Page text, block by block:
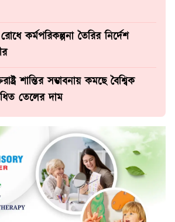
কর্মপরিকল্পনা তৈরির নির্দেশ
শান্তির সম্ভাবনায় কমছে বৈশ্বিক
তেলের দাম